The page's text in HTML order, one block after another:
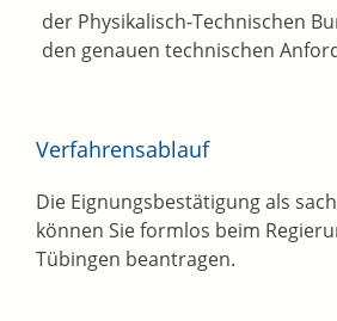
der Physikalisch-Technischen
den genauen technischen
Verfahrensablauf
Die Eignungsbestätigung als
können Sie formlos beim
Tübingen beantragen.